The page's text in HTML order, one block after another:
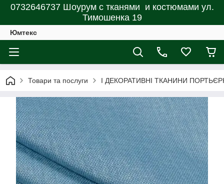
0732646737 Шоурум с тканями и костюмами ул.
Тимошенка 19
Юмтекс
Товари та послуги І ДЕКОРАТИВНІ ТКАНИНИ